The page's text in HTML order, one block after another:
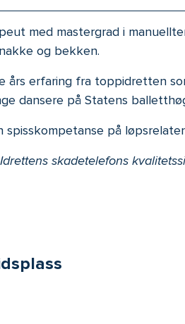
med mastergrad i
og bekken.
års erfaring fra toppidretten
dansere på Statens
spisskompetanse på
skadetelefons